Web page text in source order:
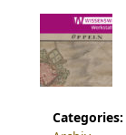
Categories: